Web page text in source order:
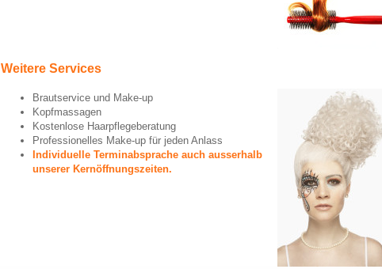
Weitere Services
Brautservice und Make-up
Kopfmassagen
Kostenlose Haarpflegeberatung
Professionelles Make-up für jeden Anlass
Individuelle Terminabsprache auch ausserhalb
unserer Kernöffnungszeiten.